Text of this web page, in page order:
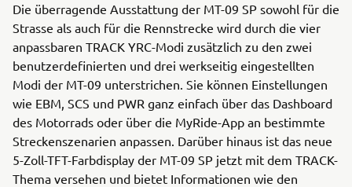
Die überragende Ausstattung der MT-09 SP sowohl für die
Strasse als auch für die Rennstrecke wird durch die vier
anpassbaren TRACK YRC-Modi zusätzlich zu den zwei
benutzerdefinierten und drei werkseitig eingestellten
Modi der MT-09 unterstrichen. Sie können Einstellungen
wie EBM, SCS und PWR ganz einfach über das Dashboard
des Motorrads oder über die MyRide-App an bestimmte
Streckenszenarien anpassen. Darüber hinaus ist das neue
5-Zoll-TFT-Farbdisplay der MT-09 SP jetzt mit dem TRACK-
Thema versehen und bietet Informationen wie den